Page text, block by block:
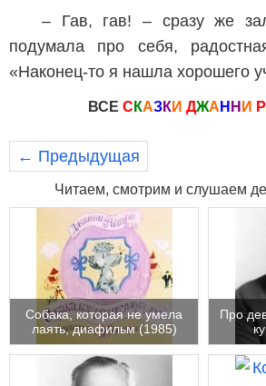
– Гав, гав! – сразу же
подумала про себя,
«Наконец-то я нашла хорошего
ВСЕ С КАЗКИ ДЖА Н Н И Р
← Предыдущая
Читаем, смотрим и слушаем
Собака, которая не умела
лаять, диафильм (1985)
Про